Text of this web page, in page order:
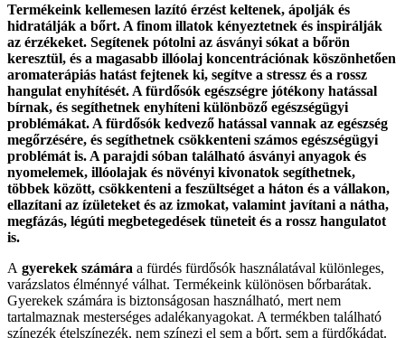
Termékeink kellemesen lazító érzést keltenek, ápolják és
hidratálják a bőrt. A finom illatok kényeztetnek és inspirálják
az érzékeket. Segítenek pótolni az ásványi sókat a bőrön
keresztül, és a magasabb illóolaj koncentrációnak köszönhetően
aromaterápiás hatást fejtenek ki, segítve a stressz és a rossz
hangulat enyhítését. A fürdősók egészségre jótékony hatással
bírnak, és segíthetnek enyhíteni különböző egészségügyi
problémákat. A fürdősók kedvező hatással vannak az egészség
megőrzésére, és segíthetnek csökkenteni számos egészségügyi
problémát is. A parajdi sóban található ásványi anyagok és
nyomelemek, illóolajak és növényi kivonatok segíthetnek,
többek között, csökkenteni a feszültséget a háton és a vállakon,
ellazítani az ízületeket és az izmokat, valamint javítani a nátha,
megfázás, légúti megbetegedések tüneteit és a rossz hangulatot
is.
A gyerekek számára a fürdés fürdősók használatával különleges,
varázslatos élménnyé válhat. Termékeink különösen bőrbarátak.
Gyerekek számára is biztonságosan használható, mert nem
tartalmaznak mesterséges adalékanyagokat. A termékben található
színezék ételszínezék, nem színezi el sem a bőrt, sem a fürdőkádat.